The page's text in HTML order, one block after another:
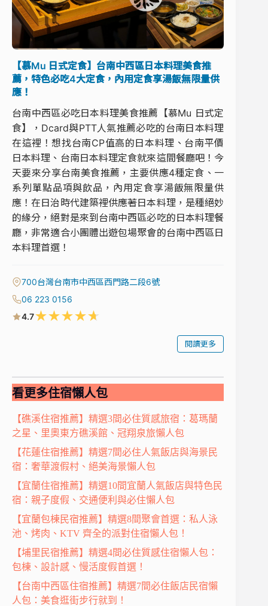
【慕Mu 日式定食】台南中西區日本料理美食推
薦，特色必吃4大定食，內用定食享湯飯無限量供
應！
台南中西區必吃日本料理美食推薦【慕Mu 日式定
食】，Dcard與PTT人氣推薦必吃的台南日本料理
在這裡！想找台南CP值高的日本料理、台南平價
日本料理、台南日本料理定食就來這間餐廳吧！今
天要來分享台南美食推薦，主要供應4種定食、一
系列單點品項與飲品，內用定食享湯飯無限量供
應！在日治時代建築裡供應著日本料理，是種絕妙
的緣分，絕對是來到台南中西區必吃的日本料理餐
廳，非常適合小團體出遊包場聚會的台南中西區日
本料理首選！
700台灣台南市中西區西門路二段6號
06 223 0156
4.7★★★★★
閱讀更多
看更多住宿懶人包
【礁溪住宿推薦】精選3間必住質感旅宿：葛瑪蘭
之星、里奧東方礁溪館、冠翔泉旅懶人包
【花蓮住宿推薦】精選7間必住人氣飯店與海景民
宿：奢華渡假村、絕美海景懶人包
【宜蘭住宿推薦】精選10間宜蘭人氣飯店與特色民
宿：親子度假、交通便利與必住懶人包
【宜蘭包棟民宿推薦】精選8間聚會首選：私人泳
池、烤肉、KTV 齊全的派對住宿懶人包！
【埔里民宿推薦】精選4間必住質感住宿懶人包：
包棟、設計感、慢活度假首選！
【台南中西區住宿推薦】精選7間必住飯店民宿懶
人包：美食逛街步行就到！